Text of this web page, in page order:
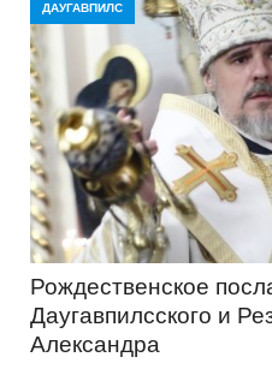
ДАУГАВПИЛС
Рождественское
Даугавпилсского и
Александра